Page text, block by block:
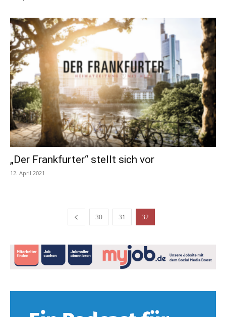
„Der Frankfurter“ stellt sich vor
12. April 2021
30 31 32